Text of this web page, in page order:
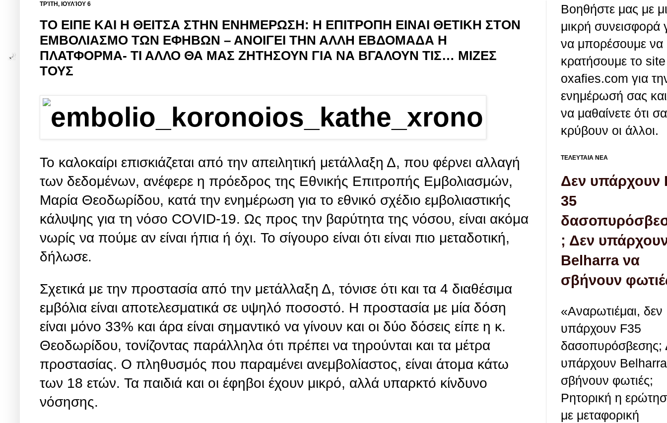
ΤΡΊΤΗ, ΙΟΥΛΊΟΥ 6
ΤΟ ΕΙΠΕ ΚΑΙ Η ΘΕΙΤΣΑ ΣΤΗΝ ΕΝΗΜΕΡΩΣΗ: Η ΕΠΙΤΡΟΠΗ ΕΙΝΑΙ ΘΕΤΙΚΗ ΣΤΟΝ
ΕΜΒΟΛΙΑΣΜΟ ΤΩΝ ΕΦΗΒΩΝ – ΑΝΟΙΓΕΙ ΤΗΝ ΑΛΛΗ ΕΒΔΟΜΑΔΑ Η
ΠΛΑΤΦΟΡΜΑ- ΤΙ ΑΛΛΟ ΘΑ ΜΑΣ ΖΗΤΗΣΟΥΝ ΓΙΑ ΝΑ ΒΓΑΛΟΥΝ ΤΙΣ… ΜΙΖΕΣ
ΤΟΥΣ
Το καλοκαίρι επισκιάζεται από την απειλητική μετάλλαξη Δ, που φέρνει αλλαγή
των δεδομένων, ανέφερε η πρόεδρος της Εθνικής Επιτροπής Εμβολιασμών,
Μαρία Θεοδωρίδου, κατά την ενημέρωση για το εθνικό σχέδιο εμβολιαστικής
κάλυψης για τη νόσο COVID-19. Ως προς την βαρύτητα της νόσου, είναι ακόμα
νωρίς να πούμε αν είναι ήπια ή όχι. Το σίγουρο είναι ότι είναι πιο μεταδοτική,
δήλωσε.
Σχετικά με την προστασία από την μετάλλαξη Δ, τόνισε ότι και τα 4 διαθέσιμα
εμβόλια είναι αποτελεσματικά σε υψηλό ποσοστό. Η προστασία με μία δόση
είναι μόνο 33% και άρα είναι σημαντικό να γίνουν και οι δύο δόσεις είπε η κ.
Θεοδωρίδου, τονίζοντας παράλληλα ότι πρέπει να τηρούνται και τα μέτρα
προστασίας. Ο πληθυσμός που παραμένει ανεμβολίαστος, είναι άτομα κάτω
των 18 ετών. Τα παιδιά και οι έφηβοι έχουν μικρό, αλλά υπαρκτό κίνδυνο
νόσησης.
Βοηθήστε μας με
μικρή συνεισφορά
να μπορέσουμε να
κρατήσουμε το site
oxafies.com για
ενημέρωσή σας
να μαθαίνετε ότι
κρύβουν οι άλλοι.
ΤΕΛΕΥΤΑΙΑ ΝΕΑ
Δεν υπάρχουν
35
; Δεν
Belharra να
σβήνουν
«Αναρωτιέμαι, δεν
υπάρχουν F35
δασοπυρόσβεσης;
υπάρχουν
σβήνουν φωτιές;
Ρητορική η
με μεταφορική